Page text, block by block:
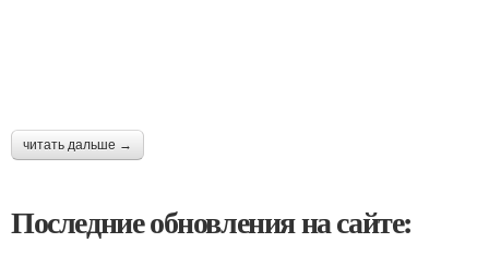
читать дальше →
Последние обновления на сайте: